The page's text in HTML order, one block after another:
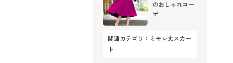
のおしゃれコー
デ
関連カテゴリ： ミモレ丈スカー
ト